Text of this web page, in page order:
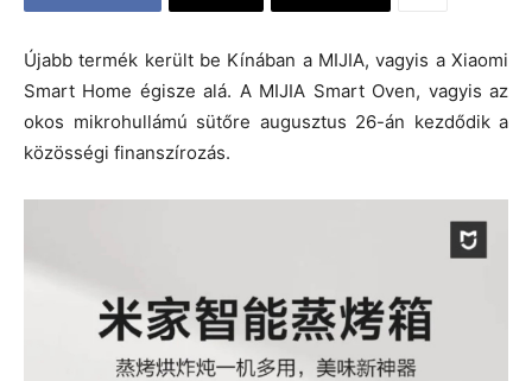
Újabb termék került be Kínában a MIJIA, vagyis a Xiaomi
Smart Home égisze alá. A MIJIA Smart Oven, vagyis az
okos mikrohullámú sütőre augusztus 26-án kezdődik a
közösségi finanszírozás.